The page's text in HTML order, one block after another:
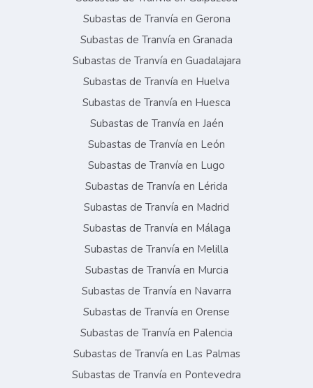
Subastas de Tranvía en Gerona
Subastas de Tranvía en Granada
Subastas de Tranvía en Guadalajara
Subastas de Tranvía en Huelva
Subastas de Tranvía en Huesca
Subastas de Tranvía en Jaén
Subastas de Tranvía en León
Subastas de Tranvía en Lugo
Subastas de Tranvía en Lérida
Subastas de Tranvía en Madrid
Subastas de Tranvía en Málaga
Subastas de Tranvía en Melilla
Subastas de Tranvía en Murcia
Subastas de Tranvía en Navarra
Subastas de Tranvía en Orense
Subastas de Tranvía en Palencia
Subastas de Tranvía en Las Palmas
Subastas de Tranvía en Pontevedra